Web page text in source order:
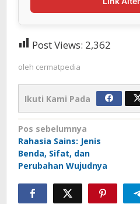
Post Views: 2,362
oleh cermatpedia
Ikuti Kami Pada
Navigasi
pos
Pos sebelumnya
Rahasia Sains: Jenis
Benda, Sifat, dan
Perubahan Wujudnya